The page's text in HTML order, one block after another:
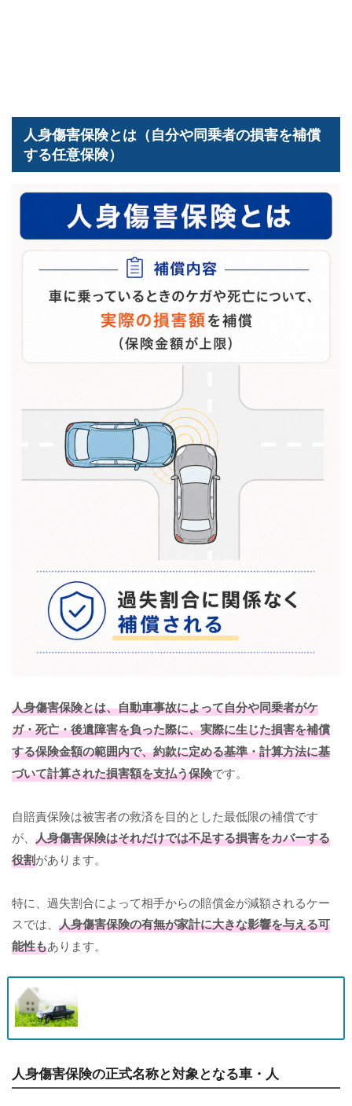
人身傷害保険とは（自分や同乗者の損害を補償
する任意保険）
人身傷害保険とは、自動車事故によって自分や同乗者がケ
ガ・死亡・後遺障害を負った際に、実際に生じた損害を補償
する保険金額の範囲内で、約款に定める基準・計算方法に基
づいて計算された損害額を支払う保険です。
自賠責保険は被害者の救済を目的とした最低限の補償です
が、 人身傷害保険はそれだけでは不足する損害をカバーする
役割があります。
特に、過失割合によって相手からの賠償金が減額されるケー
スでは、 人身傷害保険の有無が家計に大きな影響を与える可
能性もあります。
人身傷害保険の正式名称と対象となる車・人